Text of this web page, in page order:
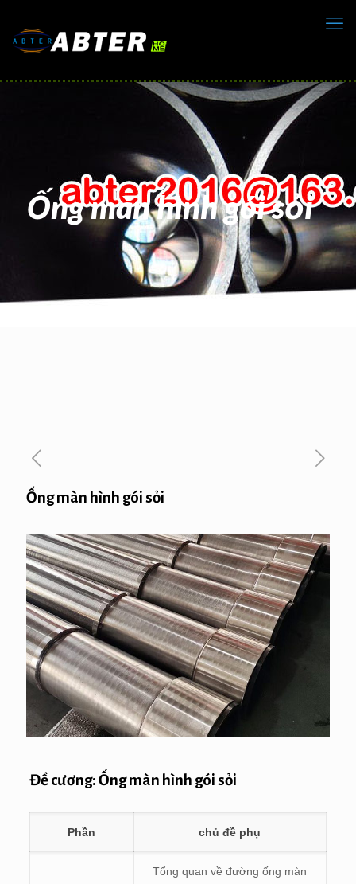
Ống màn hình gói sỏi
Ống màn hình gói sỏi
Đề cương: Ống màn hình gói sỏi
Phần chủ đề phụ
Tổng quan về đường ống màn